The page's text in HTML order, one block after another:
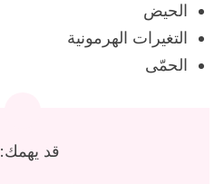
الحيض
التغيرات الهرمونية
الحمّى
قد يهمك: